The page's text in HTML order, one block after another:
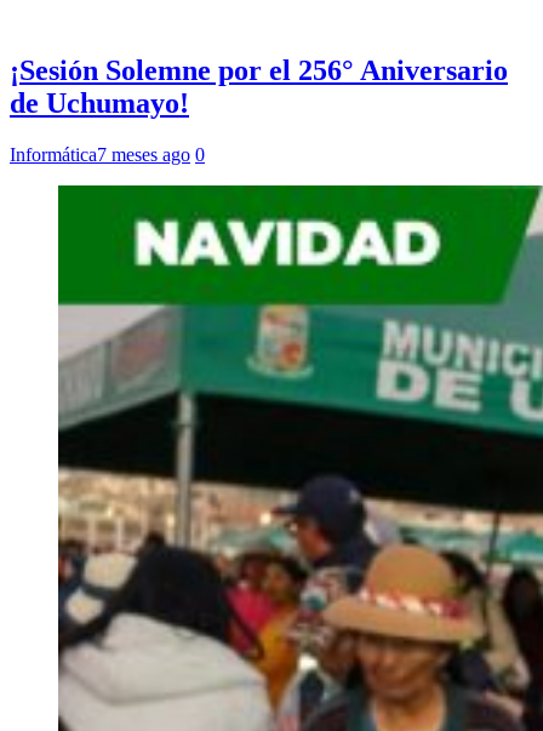
¡Sesión Solemne por el 256° Aniversario
de Uchumayo!
Informática7 meses ago 0